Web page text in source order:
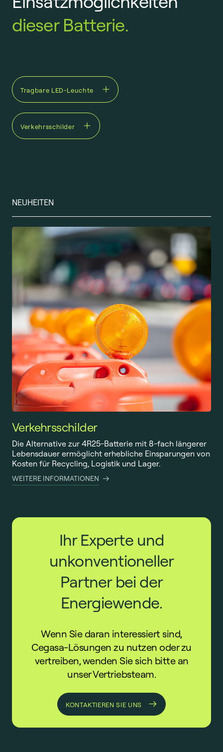
dieser Batterie.
Tragbare LED-Leuchte
Verkehrsschilder
NEUHEITEN
Verkehrsschilder
Die Alternative zur 4R25-Batterie mit 8-fach längerer
Lebensdauer ermöglicht erhebliche Einsparungen von
Kosten für Recycling, Logistik und Lager.
WEITERE INFORMATIONEN
Ihr Experte und
unkonventioneller
Partner bei der
Energiewende.
Wenn Sie daran interessiert sind,
Cegasa-Lösungen zu nutzen oder zu
vertreiben, wenden Sie sich bitte an
unser Vertriebsteam.
KONTAKTIEREN SIE UNS